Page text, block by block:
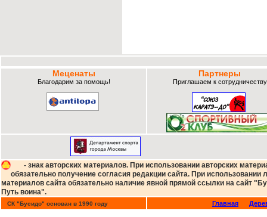
Меценаты
Благодарим за помощь!
Партнеры
Приглашаем к
- знак авторских материалов. При использовании авторских
обязательно получение согласия редакции сайта. При использовании
материалов сайта обязательно наличие явной прямой ссылки на сайт
Путь воина".
СК "Бусидо" основан в 1990 году Главная